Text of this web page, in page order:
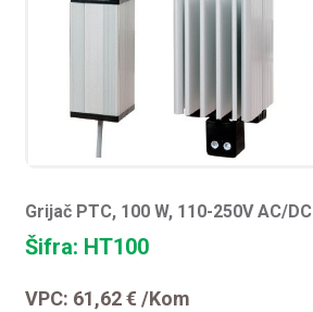
Grijač PTC, 100 W, 110-250V AC/DC
Šifra: HT100
VPC: 61,62€ /Kom